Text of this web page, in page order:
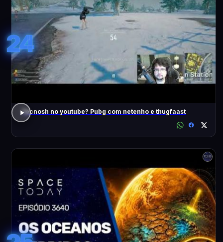
24
Tecnosh no youtube? Pubg com netenho e thugfaast